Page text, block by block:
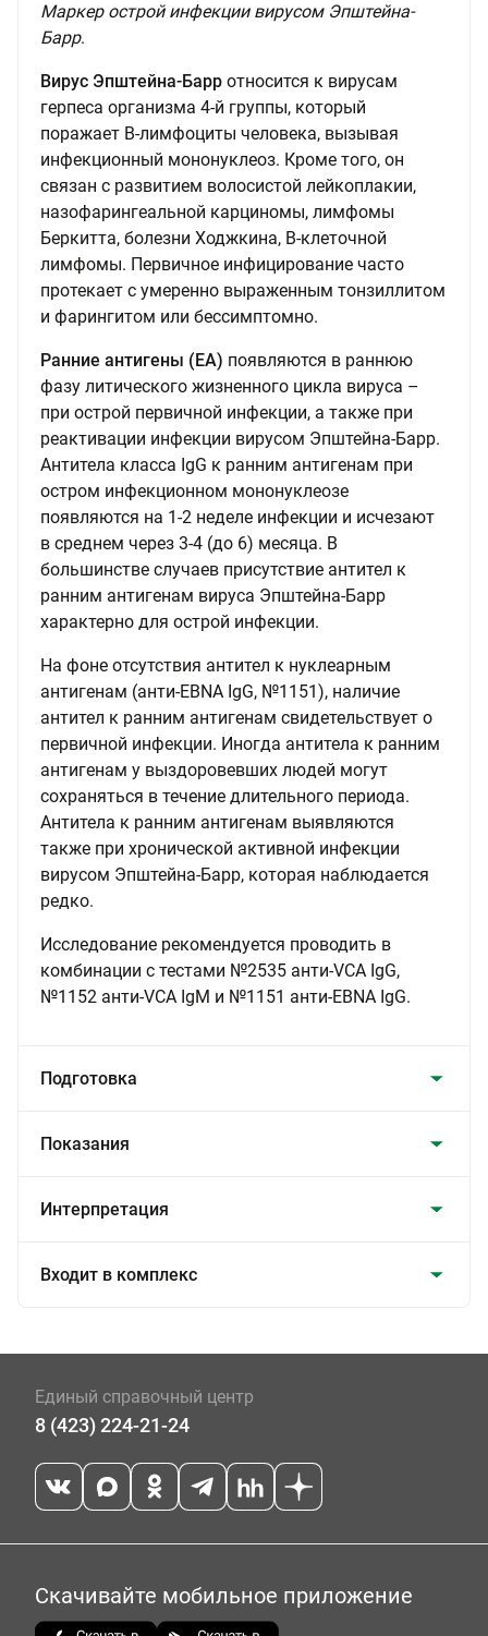
Маркер острой инфекции вирусом Эпштейна-
Барр.
Вирус Эпштейна-Барр относится к вирусам
герпеса организма 4-й группы, который
поражает В-лимфоциты человека, вызывая
инфекционный мононуклеоз. Кроме того, он
связан с развитием волосистой лейкоплакии,
назофарингеальной карциномы, лимфомы
Беркитта, болезни Ходжкина, В-клеточной
лимфомы. Первичное инфицирование часто
протекает с умеренно выраженным тонзиллитом
и фарингитом или бессимптомно.
Ранние антигены (EA) появляются в раннюю
фазу литического жизненного цикла вируса –
при острой первичной инфекции, а также при
реактивации инфекции вирусом Эпштейна-Барр.
Антитела класса IgG к ранним антигенам при
остром инфекционном мононуклеозе
появляются на 1-2 неделе инфекции и исчезают
в среднем через 3-4 (до 6) месяца. В
большинстве случаев присутствие антител к
ранним антигенам вируса Эпштейна-Барр
характерно для острой инфекции.
На фоне отсутствия антител к нуклеарным
антигенам (анти-EBNA IgG, №1151), наличие
антител к ранним антигенам свидетельствует о
первичной инфекции. Иногда антитела к ранним
антигенам у выздоровевших людей могут
сохраняться в течение длительного периода.
Антитела к ранним антигенам выявляются
также при хронической активной инфекции
вирусом Эпштейна-Барр, которая наблюдается
редко.
Исследование рекомендуется проводить в
комбинации с тестами №2535 анти-VCA IgG,
№1152 анти-VCA IgM и №1151 анти-EBNA IgG.
Подготовка
Показания
Интерпретация
Входит в комплекс
Единый справочный центр
8 (423) 224-21-24
Скачивайте мобильное приложение